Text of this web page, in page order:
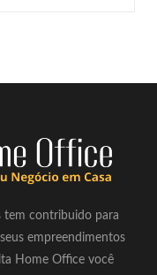
tem contribuido para
empreendimentos
Home Office você